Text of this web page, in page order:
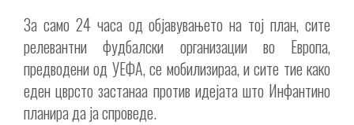
За само 24 часа од објавувањето на тој план, сите
релевантни фудбалски организации во Европа,
предводени од УЕФА, се мобилизираа, и сите тие како
еден цврсто застанаа против идејата што Инфантино
планира да ја спроведе.